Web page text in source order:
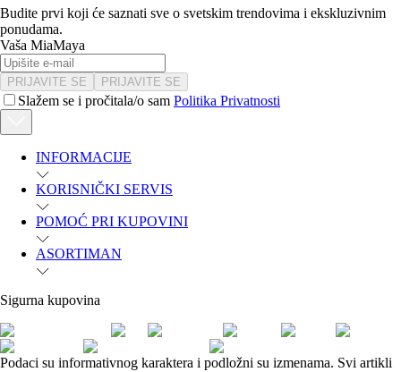
Budite prvi koji će saznati sve o svetskim trendovima i ekskluzivnim
ponudama.
Vaša MiaMaya
PRIJAVITE SE PRIJAVITE SE
Slažem se i pročitala/o sam Politika Privatnosti
INFORMACIJE
KORISNIČKI SERVIS
POMOĆ PRI KUPOVINI
ASORTIMAN
Sigurna kupovina
Podaci su informativnog karaktera i podložni su izmenama. Svi artikli